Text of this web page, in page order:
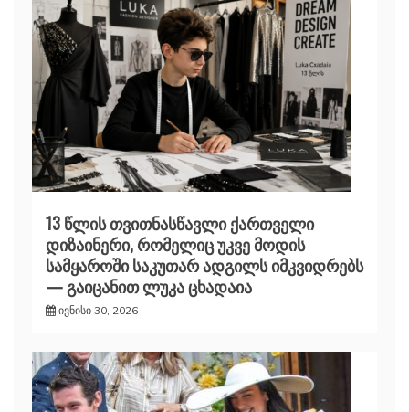
13 წლის თვითნასწავლი ქართველი
დიზაინერი, რომელიც უკვე მოდის
სამყაროში საკუთარ ადგილს იმკვიდრებს
— გაიცანით ლუკა ცხადაია
ივნისი 30, 2026